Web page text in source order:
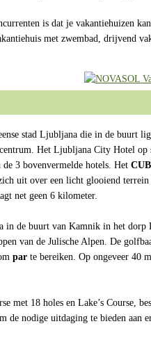
is dat je vakantiehuizen
met zwembad, drijvend
stad Ljubljana die in de buurt
Het Ljubljana City Hotel op
3 bovenvermelde hotels. Het
uit over een licht glooiend
net geen 6 kilometer.
de buurt van Kamnik in het dorp
van de Julische Alpen. De
par te bereiken. Op ongeveer 40
met 18 holes en Lake’s Course,
de nodige uitdaging te bieden aan